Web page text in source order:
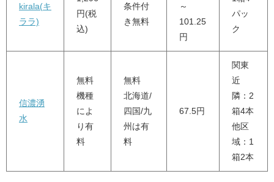
kirala(キ
ララ)
円(税
込)
条件付
き無料
～
101.25
円
パッ
ク
信濃湧
水
無料
機種
によ
り有
料
無料
北海道/
四国/九
州は有
料
67.5円
関東
近
隣：2
箱4本
他区
域：1
箱2本